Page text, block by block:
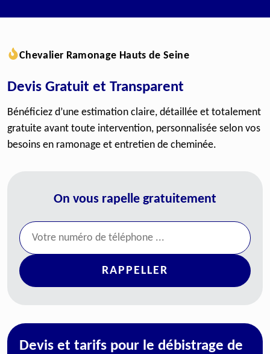
Chevalier Ramonage Hauts de Seine
Devis Gratuit et Transparent
Bénéficiez d’une estimation claire, détaillée et totalement
gratuite avant toute intervention, personnalisée selon vos
besoins en ramonage et entretien de cheminée.
On vous rapelle gratuitement
Devis et tarifs pour le débistrage de